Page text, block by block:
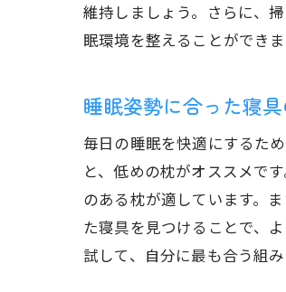
維持しましょう。さらに、
眠環境を整えることができま
睡眠姿勢に合った寝
毎日の睡眠を快適にするた
と、低めの枕がオススメで
のある枕が適しています。
た寝具を見つけることで、
試して、自分に最も合う組